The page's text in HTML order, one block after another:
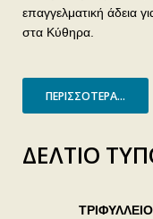
επαγγελματική άδεια
στα Κύθηρα.
ΠΕΡΙΣΣΌΤΕΡΑ...
ΔΕΛΤΙΟ